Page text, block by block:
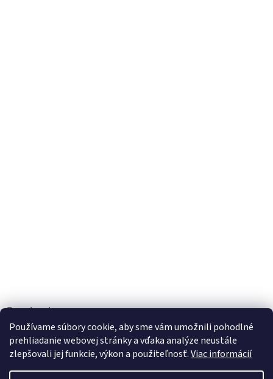
Používame súbory cookie, aby sme vám umožnili pohodlné
prehliadanie webovej stránky a vďaka analýze neustále
zlepšovali jej funkcie, výkon a použiteľnosť.Viac informácií
Facebook
Vytvoril Shoptet